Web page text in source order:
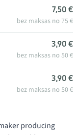
7,50 €
bez maksas no 75 €
3,90 €
bez maksas no 50 €
3,90 €
bez maksas no 50 €
producing